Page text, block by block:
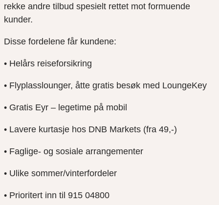
rekke andre tilbud spesielt rettet mot formuende
kunder.
Disse fordelene får kundene:
• Helårs reiseforsikring
• Flyplasslounger, åtte gratis besøk med LoungeKey
• Gratis Eyr – legetime på mobil
• Lavere kurtasje hos DNB Markets (fra 49,-)
• Faglige- og sosiale arrangementer
• Ulike sommer/vinterfordeler
• Prioritert inn til 915 04800